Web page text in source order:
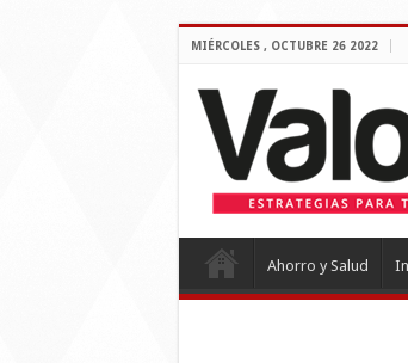
MIÉRCOLES , OCTUBRE 26 2022
Ahorro y Salud